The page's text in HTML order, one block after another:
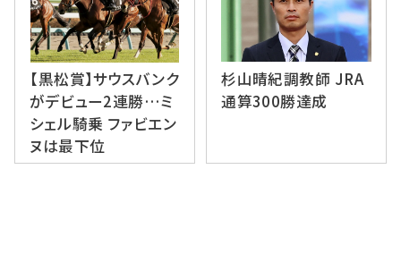
【黒松賞】サウスバンク
がデビュー2連勝…ミ
シェル騎乗 ファビエン
ヌは最下位
杉山晴紀調教師 JRA
通算300勝達成